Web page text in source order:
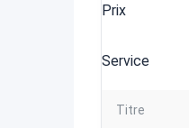
Prix
Service